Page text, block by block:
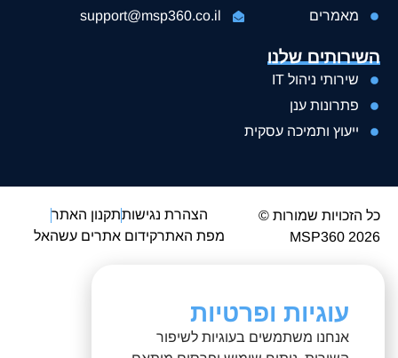
מאמרים
השירותים שלנו
שירותי ניהול IT
פתרונות ענן
ייעוץ ותמיכה עסקית
support@msp360.co.il
כל הזכויות שמורות ©
MSP360 2026
הצהרת נגישותתקנון האתר
מפת האתרקידום אתרים עשהאל
עוגיות ופרטיות
אנחנו משתמשים בעוגיות לשיפור